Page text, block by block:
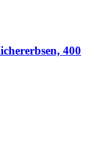
400